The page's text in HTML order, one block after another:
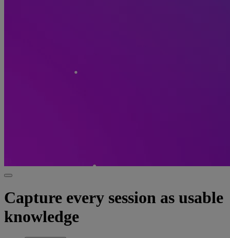
Capture every session as usable
knowledge